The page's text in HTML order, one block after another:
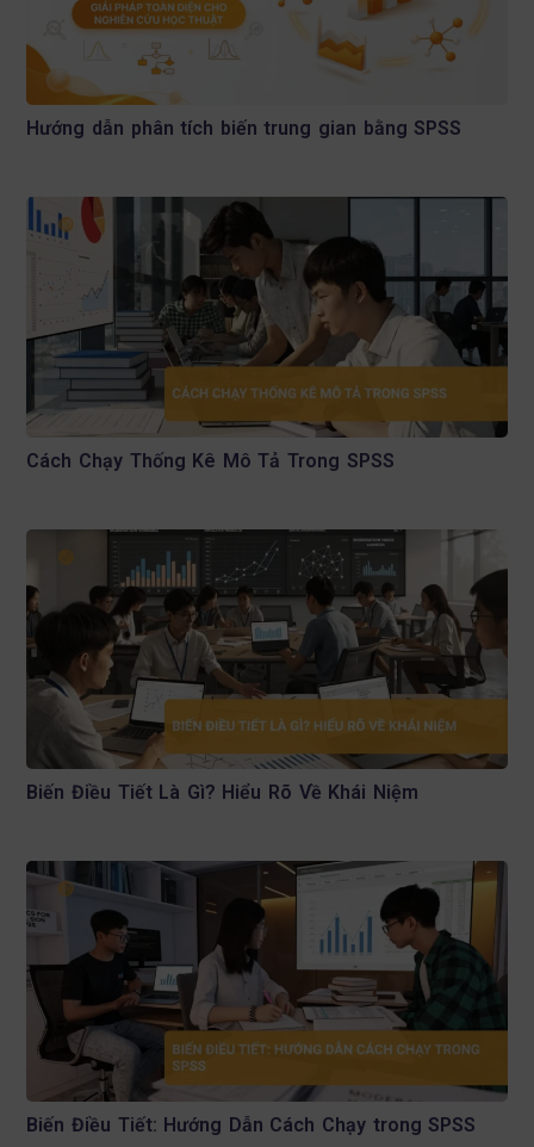
Hướng dẫn phân tích biến trung gian bằng SPSS
Cách Chạy Thống Kê Mô Tả Trong SPSS
Biến Điều Tiết Là Gì? Hiểu Rõ Về Khái Niệm
Biến Điều Tiết: Hướng Dẫn Cách Chạy trong SPSS